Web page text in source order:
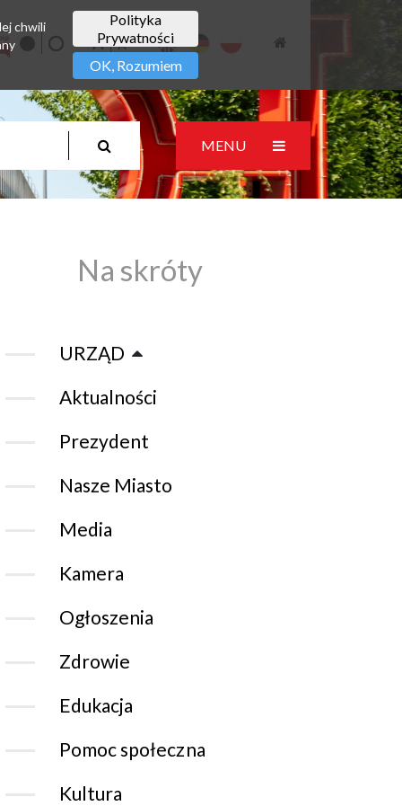
MENU
Na skróty
URZĄD
Aktualności
Prezydent
Nasze Miasto
Media
Kamera
Ogłoszenia
Zdrowie
Edukacja
Pomoc społeczna
Kultura
Polityka
Prywatności
OK, Rozumiem
chwili